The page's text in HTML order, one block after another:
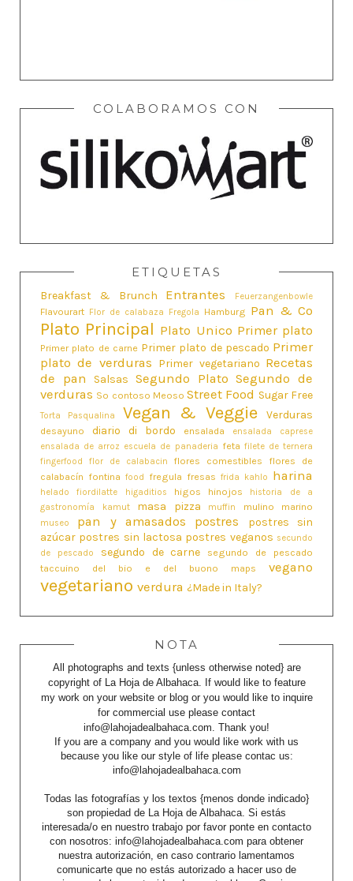
COLABORAMOS CON
ETIQUETAS
Breakfast & Brunch Entrantes Feuerzangenbowle
Flavourart Flor de calabaza Fregola Hamburg Pan & Co
Plato Principal Plato Unico Primer plato
Primer plato de carne Primer plato de pescado Primer
plato de verduras Primer vegetariano Recetas
de pan
Salsas Segundo Plato Segundo de
verduras So contoso Meoso Street Food Sugar Free
Torta Pasqualina Vegan & Veggie Verduras
desayuno diario di bordo ensalada
ensalada caprese
ensalada de arroz escuela de panaderia feta filete de ternera
fingerfood
flor de calabacin flores comestibles
flores de
calabacín fontina food fregula fresas frida kahlo harina
helado fiordilatte higaditios higos hinojos
historia de a
gastronomía
kamut masa pizza muffin mulino marino
museo pan y amasados postres
postres sin
azúcar postres sin lactosa postres veganos secundo
de pescado
segundo de carne
segundo de pescado
taccuino del bio e del buono maps
vegano
vegetariano verdura ¿Made in Italy?
NOTA
All photographs and texts {unless otherwise noted} are
copyright of La Hoja de Albahaca. If would like to feature
my work on your website or blog or you would like to inquire
for commercial use please contact
info@lahojadealbahaca.com. Thank you!
If you are a company and you would like work with us
because you like our style of life please contac us:
info@lahojadealbahaca.com
Todas las fotografías y los textos {menos donde indicado}
son propiedad de La Hoja de Albahaca. Si estás
interesada/o en nuestro trabajo por favor ponte en contacto
con nosotros: info@lahojadealbahaca.com para obtener
nuestra autorización, en caso contrario lamentamos
comunicarte que no estás autorizado a hacer uso de